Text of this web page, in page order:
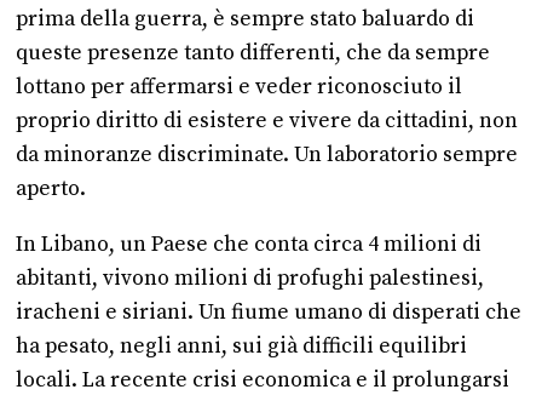
prima della guerra, è sempre stato baluardo di
queste presenze tanto differenti, che da sempre
lottano per affermarsi e veder riconosciuto il
proprio diritto di esistere e vivere da cittadini, non
da minoranze discriminate. Un laboratorio sempre
aperto.
In Libano, un Paese che conta circa 4 milioni di
abitanti, vivono milioni di profughi palestinesi,
iracheni e siriani. Un fiume umano di disperati che
ha pesato, negli anni, sui già difficili equilibri
locali. La recente crisi economica e il prolungarsi